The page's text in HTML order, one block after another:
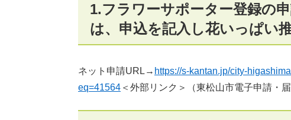
1.フラワーサポーター登録の
は、申込を記入し花いっぱい
ネット申請URL→ https://s-kantan.jp/city-
eq=41564 ＜外部リンク＞ （東松山市電子申請・